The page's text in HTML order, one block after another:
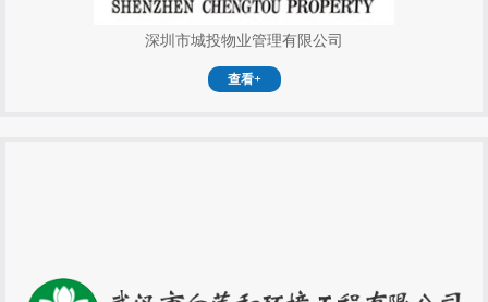
深圳市城投物业管理有限公司
查看+